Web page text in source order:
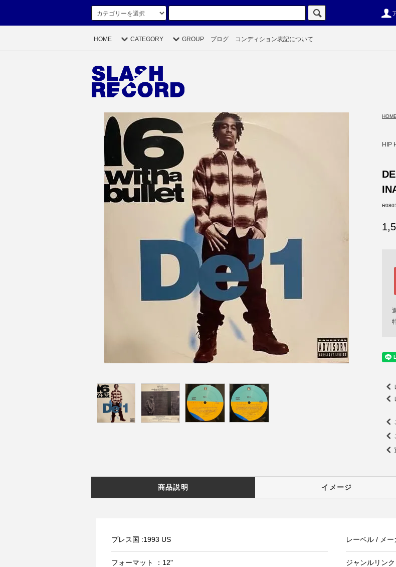
HOME CATEGORY GROUP ブログ コンディション表記について
HOME
HIP
商品説明 イメージ
プレス国 :1993 US
フォーマット ：12"
レーベル / メ
ジャンルリンク